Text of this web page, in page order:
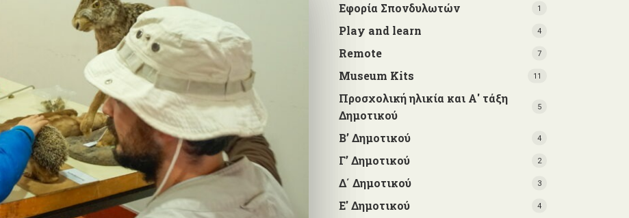
Εφορία Σπονδυλωτών 1
Play and learn 4
Remote 7
Museum Kits 11
Προσχολική ηλικία και Α' τάξη
Δημοτικού
5
Β’ Δημοτικού 4
Γ’ Δημοτικού 2
Δ΄ Δημοτικού 3
Ε' Δημοτικού 4